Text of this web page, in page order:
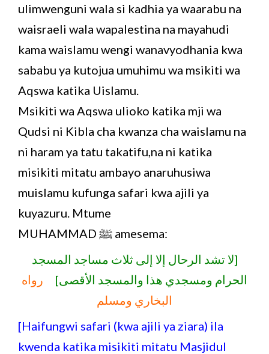
ulimwenguni wala si kadhia ya waarabu na
waisraeli wala wapalestina na mayahudi
kama waislamu wengi wanavyodhania kwa
sababu ya kutojua umuhimu wa msikiti wa
Aqswa katika Uislamu.
Msikiti wa Aqswa ulioko katika mji wa
Qudsi ni Kibla cha kwanza cha waislamu na
ni haram ya tatu takatifu,na ni katika
misikiti mitatu ambayo anaruhusiwa
muislamu kufunga safari kwa ajili ya
kuyazuru. Mtume
MUHAMMAD ﷺ amesema:
[لا تشد الرحال إلا إلى ثلاث مساجد المسجد
الحرام ومسجدي هذا والمسجد الأقصى]
رواه
البخاري ومسلم
[Haifungwi safari (kwa ajili ya ziara) ila
kwenda katika misikiti mitatu Masjidul